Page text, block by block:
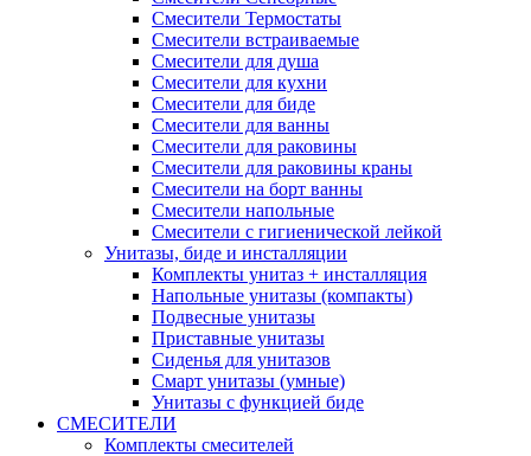
Смесители Термостаты
Смесители встраиваемые
Смесители для душа
Смесители для кухни
Смесители для биде
Смесители для ванны
Смесители для раковины
Смесители для раковины краны
Смесители на борт ванны
Смесители напольные
Смесители с гигиенической лейкой
Унитазы, биде и инсталляции
Комплекты унитаз + инсталляция
Напольные унитазы (компакты)
Подвесные унитазы
Приставные унитазы
Сиденья для унитазов
Смарт унитазы (умные)
Унитазы с функцией биде
СМЕСИТЕЛИ
Комплекты смесителей